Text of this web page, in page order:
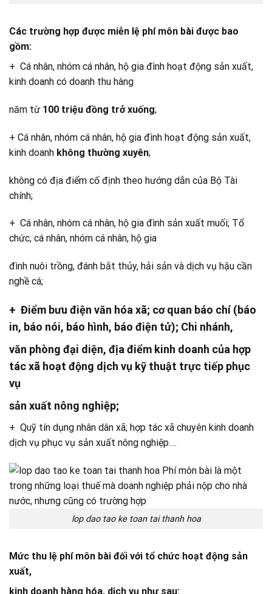
Các trường hợp được miễn lệ phí môn bài được bao
gồm:
+ Cá nhân, nhóm cá nhân, hộ gia đình hoạt động sản xuất,
kinh doanh có doanh thu hàng
năm từ 100 triệu đồng trở xuống;
+ Cá nhân, nhóm cá nhân, hộ gia đình hoạt động sản xuất,
kinh doanh không thường xuyên;
không có địa điểm cố định theo hướng dẫn của Bộ Tài
chính;
+ Cá nhân, nhóm cá nhân, hộ gia đình sản xuất muối; Tổ
chức, cá nhân, nhóm cá nhân, hộ gia
đình nuôi trồng, đánh bắt thủy, hải sản và dịch vụ hậu cần
nghề cá;
+ Điểm bưu điện văn hóa xã; cơ quan báo chí (báo
in, báo nói, báo hình, báo điện tử); Chi nhánh,
văn phòng đại diện, địa điểm kinh doanh của hợp
tác xã hoạt động dịch vụ kỹ thuật trực tiếp phục
vụ
sản xuất nông nghiệp;
+ Quỹ tín dụng nhân dân xã; hợp tác xã chuyên kinh doanh
dịch vụ phục vụ sản xuất nông nghiệp….
lop dao tao ke toan tai thanh hoa
Mức thu lệ phí môn bài đối với tổ chức hoạt động sản
xuất,
kinh doanh hàng hóa, dịch vụ như sau: